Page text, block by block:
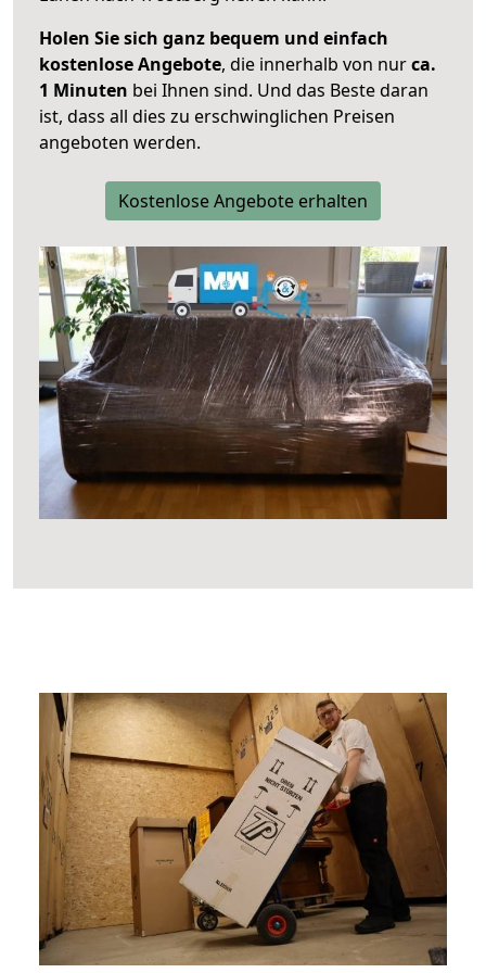
Holen Sie sich ganz bequem und einfach
kostenlose Angebote, die innerhalb von nurca.
1 Minuten bei Ihnen sind. Und das Beste daran
ist, dass all dies zu erschwinglichen Preisen
angeboten werden.
Kostenlose Angebote erhalten